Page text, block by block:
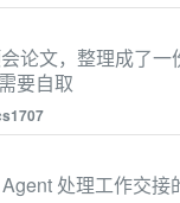
论文，整理成了一
要自取
处理工作交接